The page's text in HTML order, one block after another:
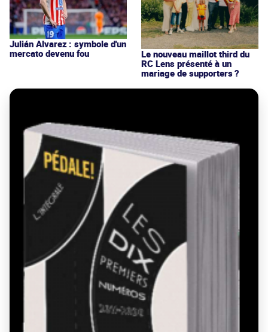
Julián Alvarez : symbole d'un
mercato devenu fou
Le nouveau maillot third du
RC Lens présenté à un
mariage de supporters ?